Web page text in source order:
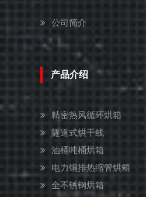
公司简介
产品介绍
精密热风循环烘箱
隧道式烘干线
油桶吨桶烘箱
电力铜排热缩管烘箱
全不锈钢烘箱